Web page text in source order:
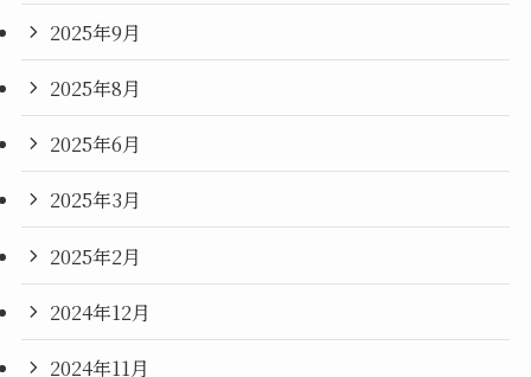
2025年9月
2025年8月
2025年6月
2025年3月
2025年2月
2024年12月
2024年11月